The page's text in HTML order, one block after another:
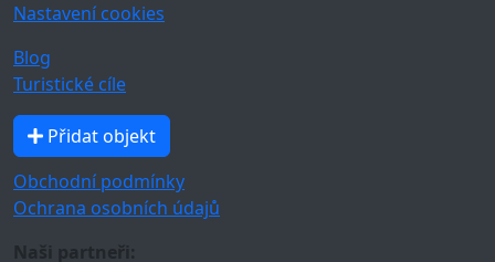
Nastavení cookies
Blog
Turistické cíle
Přidat objekt
Obchodní podmínky
Ochrana osobních údajů
Naši partneři: